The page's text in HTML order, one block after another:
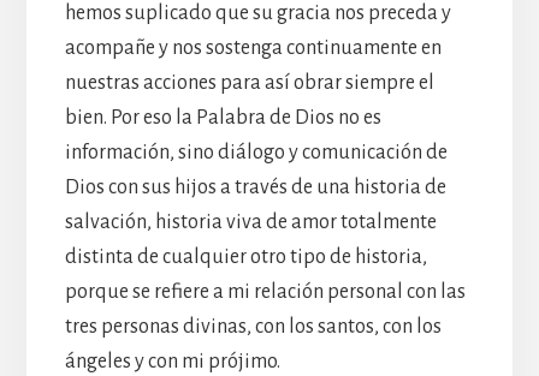
hemos suplicado que su gracia nos preceda y
acompañe y nos sostenga continuamente en
nuestras acciones para así obrar siempre el
bien. Por eso la Palabra de Dios no es
información, sino diálogo y comunicación de
Dios con sus hijos a través de una historia de
salvación, historia viva de amor totalmente
distinta de cualquier otro tipo de historia,
porque se refiere a mi relación personal con las
tres personas divinas, con los santos, con los
ángeles y con mi prójimo.